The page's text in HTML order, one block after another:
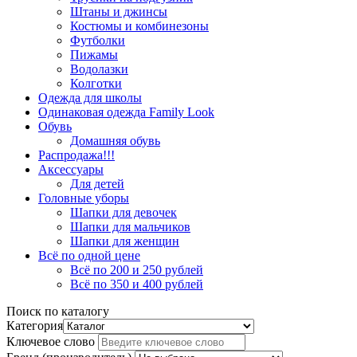
Штаны и джинсы
Костюмы и комбинезоны
Футболки
Пижамы
Водолазки
Колготки
Одежда для школы
Одинаковая одежда Family Look
Обувь
Домашняя обувь
Распродажа!!!
Аксессуары
Для детей
Головные уборы
Шапки для девочек
Шапки для мальчиков
Шапки для женщин
Всё по одной цене
Всё по 200 и 250 рублей
Всё по 350 и 400 рублей
Поиск по каталогу
Категория
Ключевое слово